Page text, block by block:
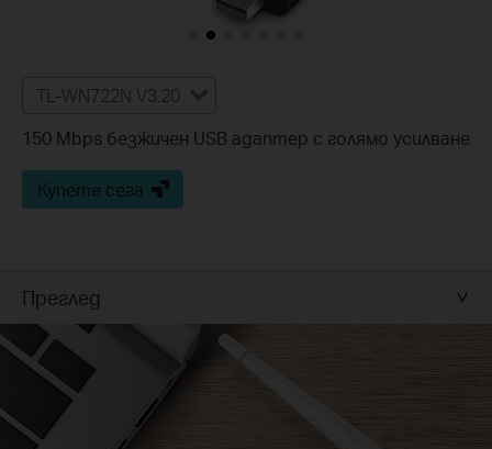
TL-WN722N V3.20
150 Mbps безжичен USB адаптер с голямо усилване
Купете сега
Преглед